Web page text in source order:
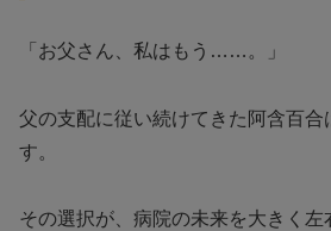
「お父さん、私はもう……。」
父の支配に従い続けてきた阿含百合
す。
その選択が、病院の未来を大きく左